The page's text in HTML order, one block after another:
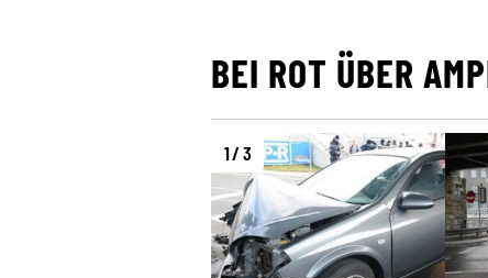
BEI ROT ÜBER
1 / 3